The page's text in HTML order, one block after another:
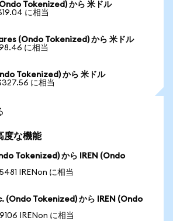
Tokenized) から 米ドル
に相当
(Ondo Tokenized) から 米ドル
に相当
Tokenized) から 米ドル
に相当
度な機能
Tokenized) から IREN (Ondo
IRENon に相当
(Ondo Tokenized) から IREN (Ondo
IRENon に相当